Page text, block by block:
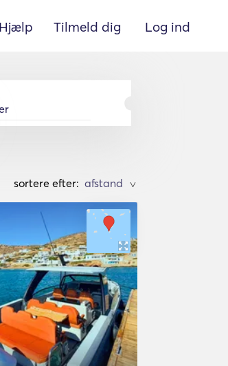
Hjælp Tilmeld dig Log ind
sortere efter: >